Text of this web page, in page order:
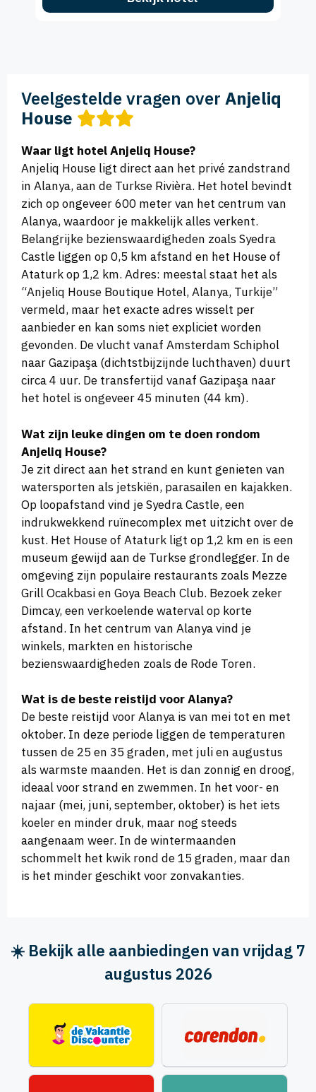
Veelgestelde vragen over Anjeliq
House
Waar ligt hotel Anjeliq House?
Anjeliq House ligt direct aan het privé zandstrand
in Alanya, aan de Turkse Rivièra. Het hotel bevindt
zich op ongeveer 600 meter van het centrum van
Alanya, waardoor je makkelijk alles verkent.
Belangrijke bezienswaardigheden zoals Syedra
Castle liggen op 0,5 km afstand en het House of
Ataturk op 1,2 km. Adres: meestal staat het als
“Anjeliq House Boutique Hotel, Alanya, Turkije”
vermeld, maar het exacte adres wisselt per
aanbieder en kan soms niet expliciet worden
gevonden. De vlucht vanaf Amsterdam Schiphol
naar Gazipaşa (dichtstbijzijnde luchthaven) duurt
circa 4 uur. De transfertijd vanaf Gazipaşa naar
het hotel is ongeveer 45 minuten (44 km).
Wat zijn leuke dingen om te doen rondom
Anjeliq House?
Je zit direct aan het strand en kunt genieten van
watersporten als jetskiën, parasailen en kajakken.
Op loopafstand vind je Syedra Castle, een
indrukwekkend ruïnecomplex met uitzicht over de
kust. Het House of Ataturk ligt op 1,2 km en is een
museum gewijd aan de Turkse grondlegger. In de
omgeving zijn populaire restaurants zoals Mezze
Grill Ocakbasi en Goya Beach Club. Bezoek zeker
Dimcay, een verkoelende waterval op korte
afstand. In het centrum van Alanya vind je
winkels, markten en historische
bezienswaardigheden zoals de Rode Toren.
Wat is de beste reistijd voor Alanya?
De beste reistijd voor Alanya is van mei tot en met
oktober. In deze periode liggen de temperaturen
tussen de 25 en 35 graden, met juli en augustus
als warmste maanden. Het is dan zonnig en droog,
ideaal voor strand en zwemmen. In het voor- en
najaar (mei, juni, september, oktober) is het iets
koeler en minder druk, maar nog steeds
aangenaam weer. In de wintermaanden
schommelt het kwik rond de 15 graden, maar dan
is het minder geschikt voor zonvakanties.
☀️ Bekijk alle aanbiedingen van vrijdag 7
augustus 2026